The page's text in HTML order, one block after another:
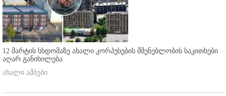
12 მარტის სხდომაზე ახალი კორპუსების მშენებლობის საკითხები
აღარ განიხილება
ახალი ამბები